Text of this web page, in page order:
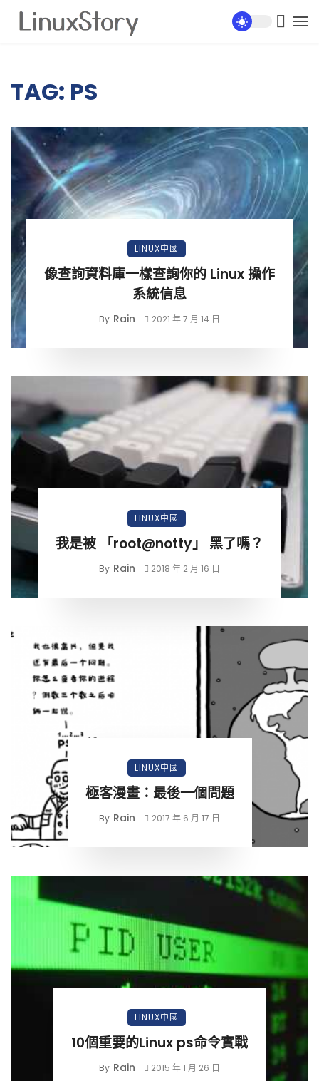
TAG: PS
LINUX中國
像查詢資料庫一樣查詢你的 Linux 操作
系統信息
By Rain 2021 年 7 月 14 日
LINUX中國
我是被 「root@notty」 黑了嗎？
By Rain 2018 年 2 月 16 日
LINUX中國
極客漫畫：最後一個問題
By Rain 2017 年 6 月 17 日
LINUX中國
10個重要的Linux ps命令實戰
By Rain 2015 年 1 月 26 日